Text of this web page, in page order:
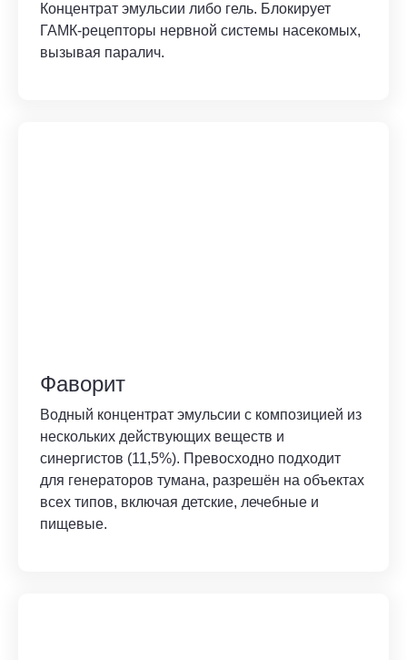
Концентрат эмульсии либо гель. Блокирует
ГАМК-рецепторы нервной системы насекомых,
вызывая паралич.
Фаворит
Водный концентрат эмульсии с композицией из
нескольких действующих веществ и
синергистов (11,5%). Превосходно подходит
для генераторов тумана, разрешён на объектах
всех типов, включая детские, лечебные и
пищевые.